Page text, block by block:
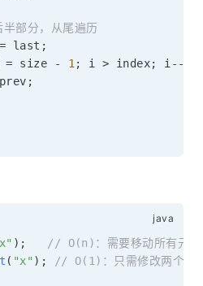
部分，从尾遍历
= last ;
= size - 1 ; i > index; i --
prev ;
) ;
// O(n)：需要移动所有元素
( "x" ) ; // O(1)：只需修改两个指